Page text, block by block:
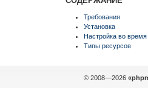
Требования
Установка
Настройка во
Типы ресурсов
© 2008—2026